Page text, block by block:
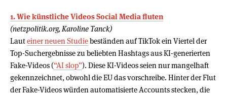
1. Wie künstliche Videos Social Media fluten
(netzpolitik.org, Karoline Tanck)
Lauteiner neuen Studiebeständen auf TikTok ein Viertel der
Top-Suchergebnisse zu beliebten Hashtags aus KI-generierten
Fake-Videos (“AI slop”). Diese KI-Videos seien nur mangelhaft
gekennzeichnet, obwohl die EU das vorschreibe. Hinter der Flut
der Fake-Videos würden automatisierte Accounts stecken, die